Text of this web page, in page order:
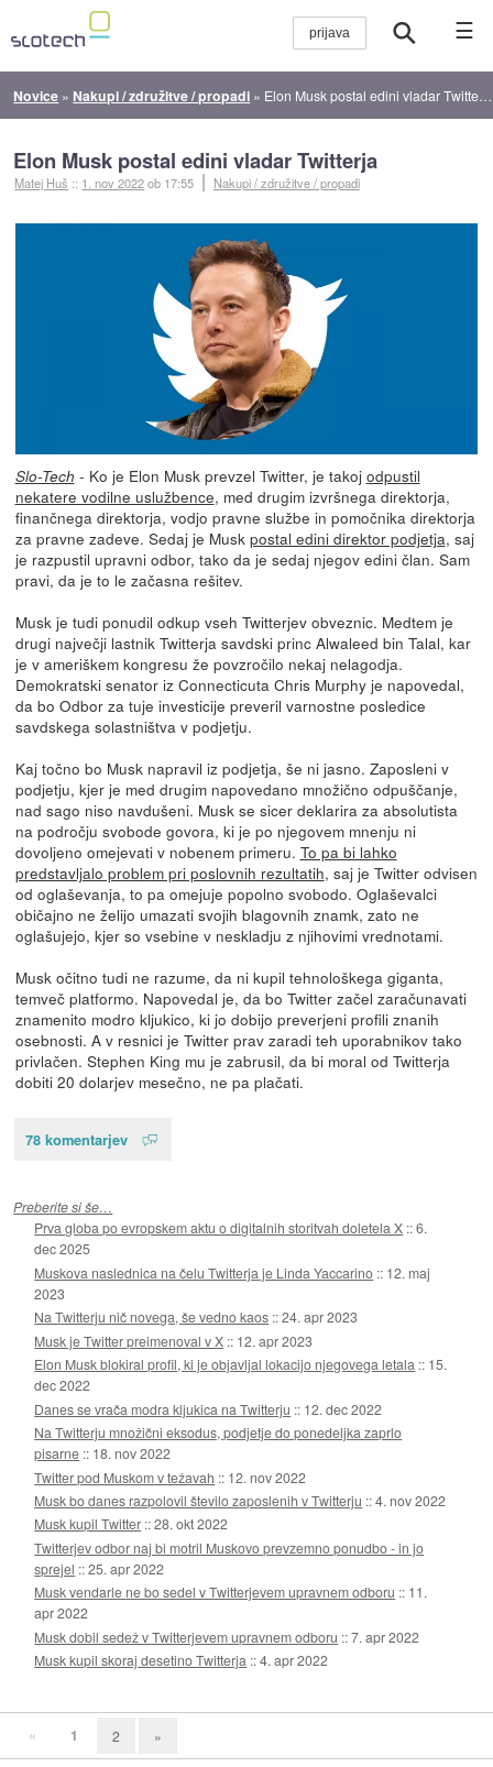
☰
Novice » Nakupi / združitve / propadi » Elon Musk postal edini vladar Twitterja
Elon Musk postal edini vladar Twitterja
Matej Huš :: 1. nov 2022ob 17:55 Nakupi / združitve / propadi
Slo-Tech - Ko je Elon Musk prevzel Twitter, je takoj odpustil
nekatere vodilne uslužbence, med drugim izvršnega direktorja,
finančnega direktorja, vodjo pravne službe in pomočnika direktorja
za pravne zadeve. Sedaj je Musk postal edini direktor podjetja, saj
je razpustil upravni odbor, tako da je sedaj njegov edini član. Sam
pravi, da je to le začasna rešitev.
Musk je tudi ponudil odkup vseh Twitterjev obveznic. Medtem je
drugi največji lastnik Twitterja savdski princ Alwaleed bin Talal, kar
je v ameriškem kongresu že povzročilo nekaj nelagodja.
Demokratski senator iz Connecticuta Chris Murphy je napovedal,
da bo Odbor za tuje investicije preveril varnostne posledice
savdskega solastništva v podjetju.
Kaj točno bo Musk napravil iz podjetja, še ni jasno. Zaposleni v
podjetju, kjer je med drugim napovedano množično odpuščanje,
nad sago niso navdušeni. Musk se sicer deklarira za absolutista
na področju svobode govora, ki je po njegovem mnenju ni
dovoljeno omejevati v nobenem primeru. To pa bi lahko
predstavljalo problem pri poslovnih rezultatih, saj je Twitter odvisen
od oglaševanja, to pa omejuje popolno svobodo. Oglaševalci
običajno ne želijo umazati svojih blagovnih znamk, zato ne
oglašujejo, kjer so vsebine v neskladju z njihovimi vrednotami.
Musk očitno tudi ne razume, da ni kupil tehnološkega giganta,
temveč platformo. Napovedal je, da bo Twitter začel zaračunavati
znamenito modro kljukico, ki jo dobijo preverjeni profili znanih
osebnosti. A v resnici je Twitter prav zaradi teh uporabnikov tako
privlačen. Stephen King mu je zabrusil, da bi moral od Twitterja
dobiti 20 dolarjev mesečno, ne pa plačati.
78 komentarjev
Preberite si še…
Prva globa po evropskem aktu o digitalnih storitvah doletela X ::6.
dec 2025
Muskova naslednica na čelu Twitterja je Linda Yaccarino :: 12. maj
2023
Na Twitterju nič novega, še vedno kaos ::24. apr 2023
Musk je Twitter preimenoval v X :: 12. apr 2023
Elon Musk blokiral profil, ki je objavljal lokacijo njegovega letala :: 15.
dec 2022
Danes se vrača modra kljukica na Twitterju :: 12. dec 2022
Na Twitterju množični eksodus, podjetje do ponedeljka zaprlo
pisarne :: 18. nov 2022
Twitter pod Muskom v težavah :: 12. nov 2022
Musk bo danes razpolovil število zaposlenih v Twitterju ::4. nov 2022
Musk kupil Twitter ::28. okt 2022
Twitterjev odbor naj bi motril Muskovo prevzemno ponudbo - in jo
sprejel ::25. apr 2022
Musk vendarle ne bo sedel v Twitterjevem upravnem odboru :: 11.
apr 2022
Musk dobil sedež v Twitterjevem upravnem odboru ::7. apr 2022
Musk kupil skoraj desetino Twitterja ::4. apr 2022
« 1 2 »